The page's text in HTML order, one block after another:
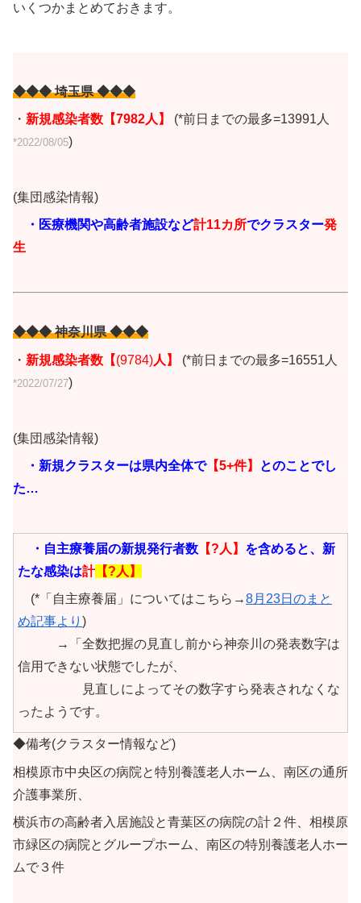
いくつかまとめておきます。
◆◆◆ 埼玉県 ◆◆◆
・ 新規感染者数【7982人】 (*前日までの最多=13991人
*2022/08/05)
(集団感染情報)
・医療機関や高齢者施設など計11カ所でクラスター発
生
◆◆◆ 神奈川県 ◆◆◆
・ 新規感染者数【(9784)人 】 (*前日までの最多=16551人
*2022/07/27)
(集団感染情報)
・新規クラスターは県内全体で【5+件】
とのことでし
た…
・自主療養届の新規発行者数 【?人】 を含めると、新
たな感染は計 【?人】
(*「自主療養届」についてはこちら→8月23日のまと
め記事より )
→「全数把握の見直し前から神奈川の発表数字は
信用できない状態でしたが、
見直しによってその数字すら発表されなくな
ったようです。
◆備考(クラスター情報など)
相模原市中央区の病院と特別養護老人ホーム、南区の通所
介護事業所、
横浜市の高齢者入居施設と青葉区の病院の計２件、相模原
市緑区の病院とグループホーム、南区の特別養護老人ホー
ムで３件